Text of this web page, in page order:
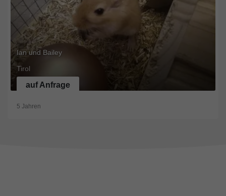
Ian und Bailey
Tirol
auf Anfrage
5 Jahren